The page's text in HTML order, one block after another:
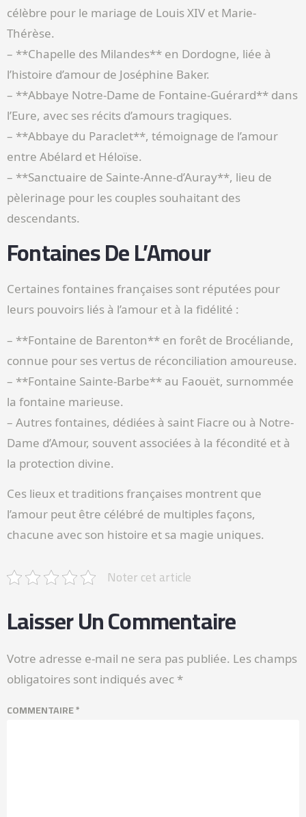
célèbre pour le mariage de Louis XIV et Marie-
Thérèse.
– **Chapelle des Milandes** en Dordogne, liée à
l’histoire d’amour de Joséphine Baker.
– **Abbaye Notre-Dame de Fontaine-Guérard** dans
l’Eure, avec ses récits d’amours tragiques.
– **Abbaye du Paraclet**, témoignage de l’amour
entre Abélard et Héloïse.
– **Sanctuaire de Sainte-Anne-d’Auray**, lieu de
pèlerinage pour les couples souhaitant des
descendants.
Fontaines De L’Amour
Certaines fontaines françaises sont réputées pour
leurs pouvoirs liés à l’amour et à la fidélité :
– **Fontaine de Barenton** en forêt de Brocéliande,
connue pour ses vertus de réconciliation amoureuse.
– **Fontaine Sainte-Barbe** au Faouët, surnommée
la fontaine marieuse.
– Autres fontaines, dédiées à saint Fiacre ou à Notre-
Dame d’Amour, souvent associées à la fécondité et à
la protection divine.
Ces lieux et traditions françaises montrent que
l’amour peut être célébré de multiples façons,
chacune avec son histoire et sa magie uniques.
Noter cet article
Laisser Un Commentaire
Votre adresse e-mail ne sera pas publiée. Les champs
obligatoires sont indiqués avec *
COMMENTAIRE*